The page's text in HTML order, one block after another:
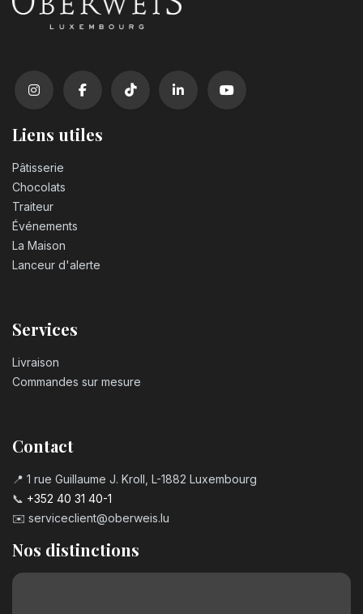
Liens utiles
Pâtisserie
Chocolats
Traiteur
Événements
La Maison
Lanceur d'alerte
Services
Livraison
Commandes sur mesure
Contact
📍 1 rue Guillaume J. Kroll, L-1882 Luxembourg
📞 +352 40 31 40-1
✉️ serviceclient@oberweis.lu
Nos distinctions